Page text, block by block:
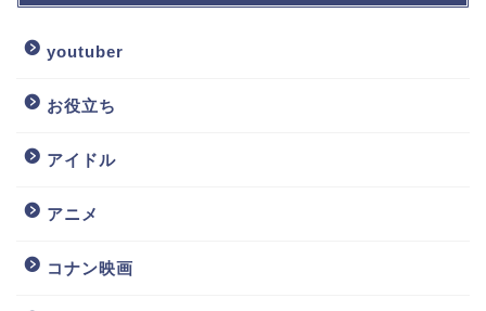
youtuber
お役立ち
アイドル
アニメ
コナン映画